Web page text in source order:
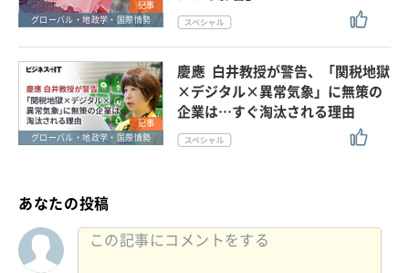
記事
グローバル・地政学・国際情勢
記事
グローバル・地政学・国際情勢
慶應 白井教授が警告、「関税地獄
×デジタル×異常気象」に無策の
企業は…すぐ淘汰される理由
あなたの投稿